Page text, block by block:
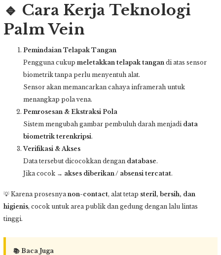
🔹 Cara Kerja Teknologi
Palm Vein
Pemindaian Telapak Tangan
Pengguna cukup meletakkan telapak tangan di atas sensor
biometrik tanpa perlu menyentuh alat.
Sensor akan memancarkan cahaya inframerah untuk
menangkap pola vena.
Pemrosesan & Ekstraksi Pola
Sistem mengubah gambar pembuluh darah menjadi data
biometrik terenkripsi.
Verifikasi & Akses
Data tersebut dicocokkan dengan database.
Jika cocok → akses diberikan / absensi tercatat.
💡 Karena prosesnya non-contact, alat tetap steril, bersih, dan
higienis, cocok untuk area publik dan gedung dengan lalu lintas
tinggi.
📚 Baca Juga